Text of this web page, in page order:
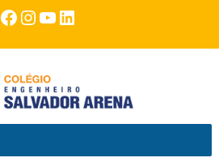
Facebook
Instagram
Youtube
LinkedIn